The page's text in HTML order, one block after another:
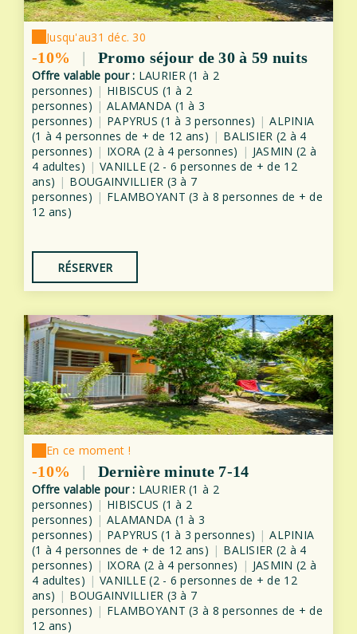
Jusqu'au31 déc. 30
-10% | Promo séjour de 30 à 59 nuits
Offre valable pour : LAURIER (1 à 2
personnes) | HIBISCUS (1 à 2
personnes) | ALAMANDA (1 à 3
personnes) | PAPYRUS (1 à 3 personnes) | ALPINIA
(1 à 4 personnes de + de 12 ans) | BALISIER (2 à 4
personnes) | IXORA (2 à 4 personnes) | JASMIN (2 à
4 adultes) | VANILLE (2 - 6 personnes de + de 12
ans) | BOUGAINVILLIER (3 à 7
personnes) | FLAMBOYANT (3 à 8 personnes de + de
12 ans)
RÉSERVER
En ce moment !
-10% | Dernière minute 7-14
Offre valable pour : LAURIER (1 à 2
personnes) | HIBISCUS (1 à 2
personnes) | ALAMANDA (1 à 3
personnes) | PAPYRUS (1 à 3 personnes) | ALPINIA
(1 à 4 personnes de + de 12 ans) | BALISIER (2 à 4
personnes) | IXORA (2 à 4 personnes) | JASMIN (2 à
4 adultes) | VANILLE (2 - 6 personnes de + de 12
ans) | BOUGAINVILLIER (3 à 7
personnes) | FLAMBOYANT (3 à 8 personnes de + de
12 ans)